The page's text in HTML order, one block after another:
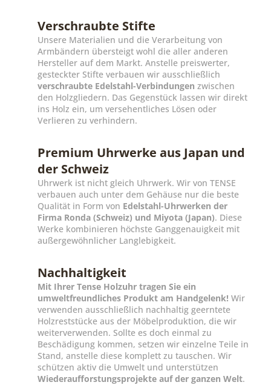
Verschraubte Stifte
Unsere Materialien und die Verarbeitung von
Armbändern übersteigt wohl die aller anderen
Hersteller auf dem Markt. Anstelle preiswerter,
gesteckter Stifte verbauen wir ausschließlich
verschraubte Edelstahl-Verbindungen zwischen
den Holzgliedern. Das Gegenstück lassen wir direkt
ins Holz ein, um versehentliches Lösen oder
Verlieren zu verhindern.
Premium Uhrwerke aus Japan und
der Schweiz
Uhrwerk ist nicht gleich Uhrwerk. Wir von TENSE
verbauen auch unter dem Gehäuse nur die beste
Qualität in Form von Edelstahl-Uhrwerken der
Firma Ronda (Schweiz) und Miyota (Japan). Diese
Werke kombinieren höchste Ganggenauigkeit mit
außergewöhnlicher Langlebigkeit.
Nachhaltigkeit
Mit Ihrer Tense Holzuhr tragen Sie ein
umweltfreundliches Produkt am Handgelenk! Wir
verwenden ausschließlich nachhaltig geerntete
Holzreststücke aus der Möbelproduktion, die wir
weiterverwenden. Sollte es doch einmal zu
Beschädigung kommen, setzen wir einzelne Teile in
Stand, anstelle diese komplett zu tauschen. Wir
schützen aktiv die Umwelt und unterstützen
Wiederaufforstungsprojekte auf der ganzen Welt.